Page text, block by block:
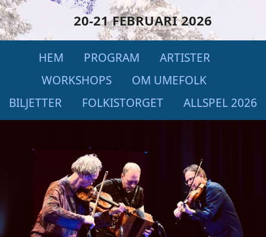
20-21 FEBRUARI 2026
HEM PROGRAM
ARTISTER
WORKSHOPS
OM UMEFOLK
BILJETTER
FOLKISTORGET ALLSPEL 2026